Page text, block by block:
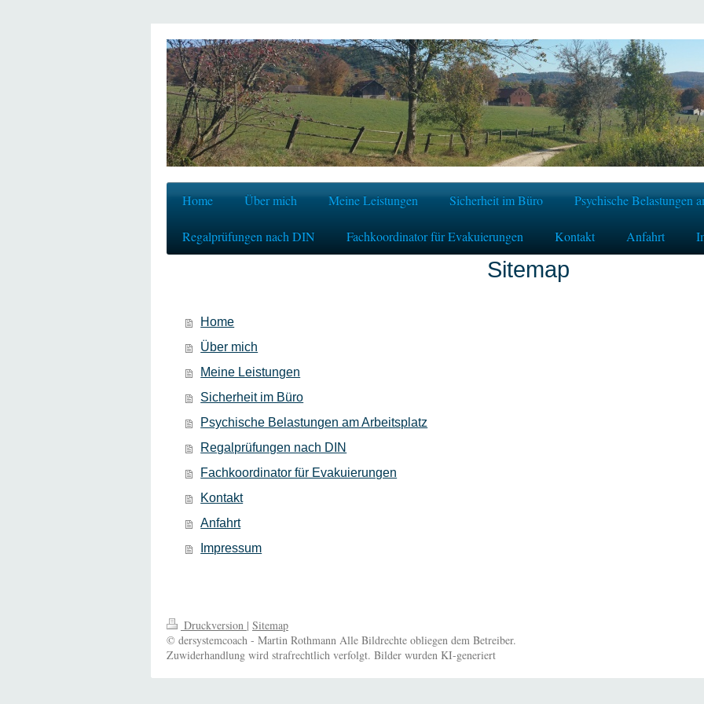
Home Über mich Meine Leistungen Sicherheit im Büro Psychische Belastungen
Regalprüfungen nach DIN Fachkoordinator für Evakuierungen Kontakt Anfahrt
Sitemap
Home
Über mich
Meine Leistungen
Sicherheit im Büro
Psychische Belastungen am Arbeitsplatz
Regalprüfungen nach DIN
Fachkoordinator für Evakuierungen
Kontakt
Anfahrt
Impressum
Druckversion | Sitemap
© dersystemcoach - Martin Rothmann Alle Bildrechte obliegen dem Betreiber.
Zuwiderhandlung wird strafrechtlich verfolgt. Bilder wurden KI-generiert